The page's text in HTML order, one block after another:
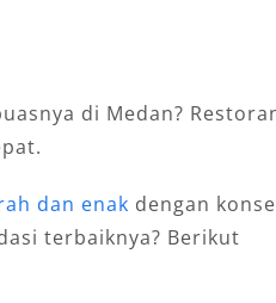
di Medan?
dan enak dengan
terbaiknya? Berikut